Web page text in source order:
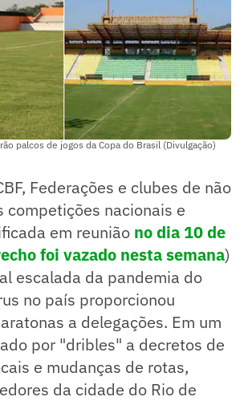
palcos de jogos da Copa do Brasil (Divulgação)
Federações e clubes de não
competições nacionais e
em reunião no dia 10 de
foi vazado nesta semana)
escalada da pandemia do
no país proporcionou
a delegações. Em um
por "dribles" a decretos de
e mudanças de rotas,
da cidade do Rio de